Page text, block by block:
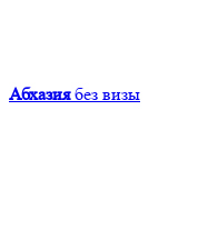
Абхазия без визы